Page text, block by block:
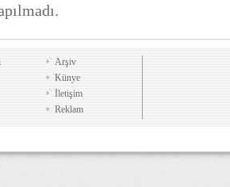
Arşiv
Künye
İletişim
Reklam